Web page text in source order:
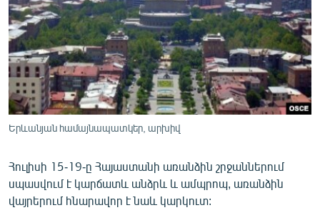
ՄԻՋԱԶԳԱՅԻՆ
ՄՇԱԿՈՒՅԹ
ՍՊՈՐՏ
ՄԵԿՆԱԲԱՆՈՒԹՅՈՒՆ
ԱՐԽԻՎ
ՏԵՍԱՆՅՈՒԹԵՐ
Երևանյան համայնապատկեր, արխիվ
Հուլիսի 15-19-ը Հայաստանի առանձին շրջաններում
սպասվում է կարճատև անձրև և ամպրոպ, առանձին
վայրերում հնարավոր է նաև կարկուտ: